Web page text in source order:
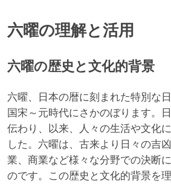
六曜の理解と活用
六曜の歴史と文化的背景
六曜、日本の暦に刻まれた特別な
国宋～元時代にさかのぼります。
伝わり、以来、人々の生活や文化
した。六曜は、古来より日々の吉
業、商業など様々な分野での決断
のです。この歴史と文化的背景を